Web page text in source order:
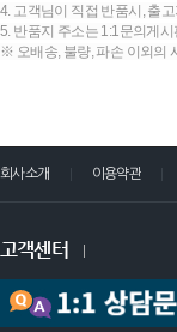
4. 고객님이 직접 반품시, 출
5. 반품지 주소는 1:1문의게
※ 오배송, 불량, 파손 이외의
회사소개 이용약관
고객센터